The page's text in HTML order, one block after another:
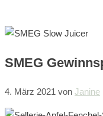
SMEG
4. März 2021 von Janine